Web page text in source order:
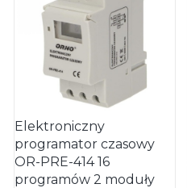
Elektroniczny
programator czasowy
OR-PRE-414 16
programów 2 moduły